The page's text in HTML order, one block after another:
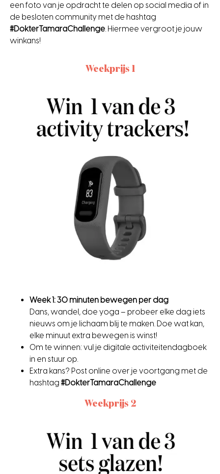
een foto van je opdracht te delen op social media of in
de besloten community met de hashtag
#DokterTamaraChallenge. Hiermee vergroot je jouw
winkans!
Weekprijs 1
Week 1: 30 minuten bewegen per dag
Dans, wandel, doe yoga – probeer elke dag iets
nieuws om je lichaam blij te maken. Doe wat kan,
elke minuut extra bewegen is winst!
Om te winnen: vul je digitale activiteitendagboek
in en stuur op.
Extra kans? Post online over je voortgang met de
hashtag #DokterTamaraChallenge
Weekprijs 2